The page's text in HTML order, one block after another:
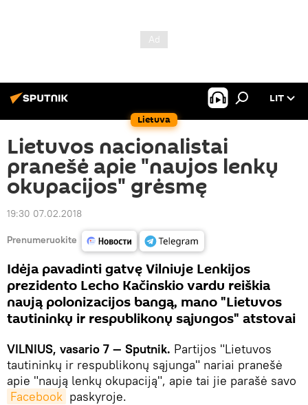
Lietuva
LIT
Lietuvos nacionalistai
pranešė apie "naujos lenkų
okupacijos" grėsmę
19:30 07.02.2018
Prenumeruokite
Idėja pavadinti gatvę Vilniuje Lenkijos
prezidento Lecho Kačinskio vardu reiškia
naują polonizacijos bangą, mano "Lietuvos
tautininkų ir respublikonų sąjungos" atstovai
VILNIUS, vasario 7 — Sputnik. Partijos "Lietuvos
tautininkų ir respublikonų sąjunga" nariai pranešė
apie "naują lenkų okupaciją", apie tai jie parašė savo
Facebook paskyroje.